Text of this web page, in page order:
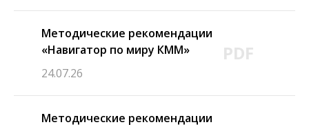
Методические рекомендации
«Навигатор по миру КММ»
24.07.26
PDF
Методические рекомендации